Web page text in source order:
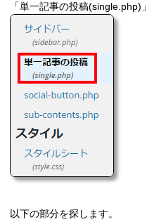
「単一記事の投稿(single.php)
以下の部分を探します。